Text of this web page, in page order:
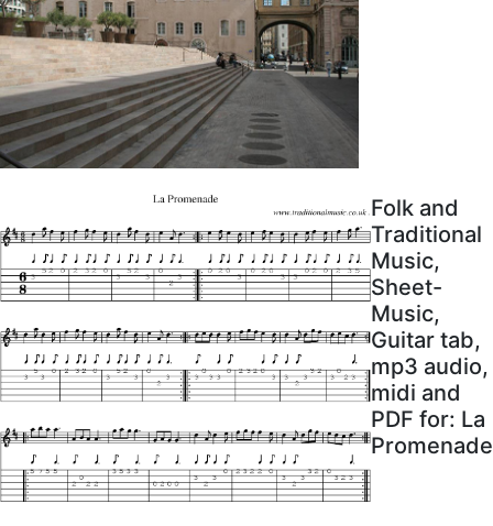
Folk and
Traditional
Music,
Sheet-
Music,
Guitar tab,
mp3 audio,
midi and
PDF for: La
Promenade